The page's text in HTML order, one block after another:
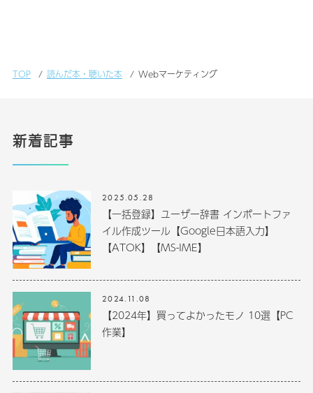
TOP 読んだ本・聴いた本 Webマーケティング
新着記事
2025.05.28
【一括登録】ユーザー辞書 インポートファ
イル作成ツール【Google日本語入力】
【ATOK】【MS-IME】
2024.11.08
【2024年】買ってよかったモノ 10選【PC
作業】